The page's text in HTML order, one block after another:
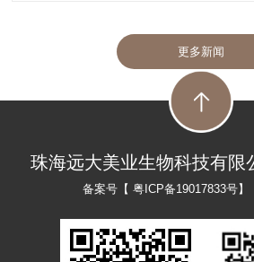
更多新闻
珠海远大美业生物科技有限
备案号【 粤ICP备19017833号】